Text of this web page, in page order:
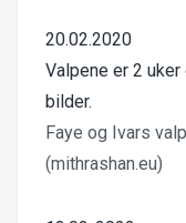
20.02.2020
Valpene er 2
bilder.
Faye og Ivars
(mithrashan.eu)